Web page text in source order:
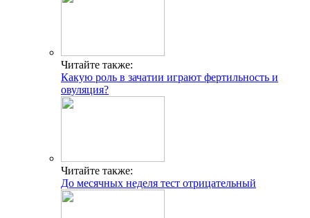
Читайте также:
Какую роль в зачатии играют фертильность и
овуляция?
Читайте также:
До месячных неделя тест отрицательный